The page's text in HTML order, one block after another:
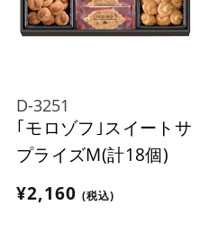
D-3251
｢モロゾフ｣スイートサ
プライズM(計18個)
¥2,160 (税込)